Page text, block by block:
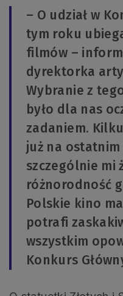
– O udział w
tym roku
filmów –
dyrektorka
Wybranie z
było dla nas
zadaniem.
już na
szczególnie mi
różnorodność
Polskie kino
potrafi
wszystkim
Konkurs